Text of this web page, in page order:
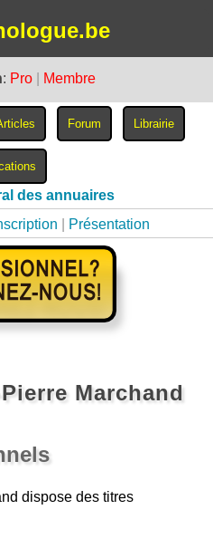
: Pro Membre
des annuaires
Présentation
Marchand
dispose des titres